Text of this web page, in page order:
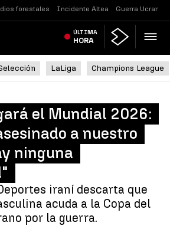
forestales Incidente Altea Guerra Ucrania
ÚLTIMA
HORA
LaLiga Champions League
el Mundial 2026:
a nuestro
ninguna
iraní descarta que
acuda a la Copa del
por la guerra.